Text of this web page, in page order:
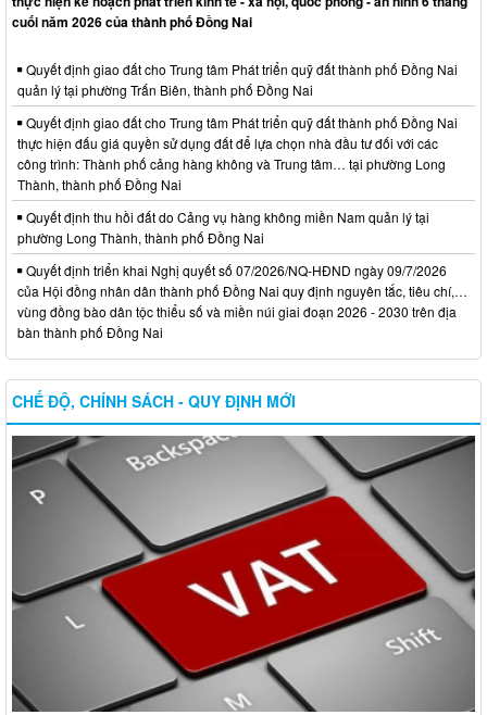
cuối năm 2026 của thành phố Đồng Nai
Quyết định giao đất cho Trung tâm Phát triển quỹ đất thành phố Đồng Nai
quản lý tại phường Trấn Biên, thành phố Đồng Nai
Quyết định giao đất cho Trung tâm Phát triển quỹ đất thành phố Đồng Nai
thực hiện đấu giá quyền sử dụng đất để lựa chọn nhà đầu tư đối với các
công trình: Thành phố cảng hàng không và Trung tâm… tại phường Long
Thành, thành phố Đồng Nai
Quyết định thu hồi đất do Cảng vụ hàng không miền Nam quản lý tại
phường Long Thành, thành phố Đồng Nai
Quyết định triển khai Nghị quyết số 07/2026/NQ-HĐND ngày 09/7/2026
của Hội đồng nhân dân thành phố Đồng Nai quy định nguyên tắc, tiêu chí,…
vùng đồng bào dân tộc thiểu số và miền núi giai đoạn 2026 - 2030 trên địa
bàn thành phố Đồng Nai
CHẾ ĐỘ, CHÍNH SÁCH - QUY ĐỊNH MỚI